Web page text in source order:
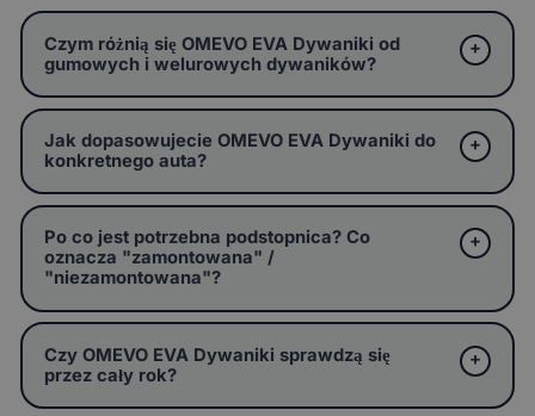
Czym różnią się OMEVO EVA Dywaniki od
gumowych i welurowych dywaników?
Jak dopasowujecie OMEVO EVA Dywaniki do
konkretnego auta?
Po co jest potrzebna podstopnica? Co
oznacza "zamontowana" /
"niezamontowana"?
Czy OMEVO EVA Dywaniki sprawdzą się
przez cały rok?